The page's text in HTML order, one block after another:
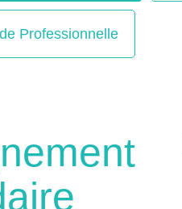
Professionnelle